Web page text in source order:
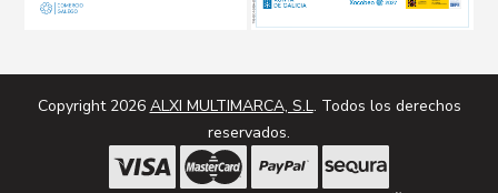
Copyright 2026 ALXI MULTIMARCA, S.L. Todos los derechos
reservados.